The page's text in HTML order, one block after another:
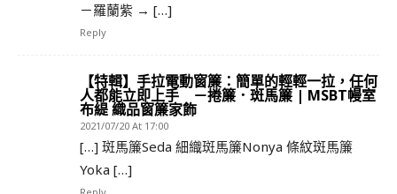
－羅蘭紫 → […]
Reply
【特輯】手拉電動窗簾：簡單的輕輕一拉，任何
人都能立即上手 －捲簾．斑馬簾 | MSBT幔室
布緹 織品窗簾家飾
2021/07/20 At 17:00
[…] 斑馬簾Seda 細織斑馬簾Nonya 條紋斑馬簾
Yoka […]